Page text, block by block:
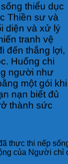
thiểu dục
Thiền sư và
diện và xử lý
tranh vệ
đến thắng lợi,
Huống chi
người như
một gói khi
nạn biết đủ
thành sức
thực thi nếp
của Người chỉ